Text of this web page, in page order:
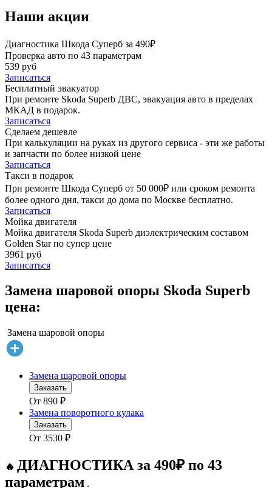
Наши акции
Диагностика Шкода Суперб за 490₽
Проверка авто по 43 параметрам
539 руб
Записаться
Бесплатный эвакуатор
При ремонте Skoda Superb ДВС, эвакуация авто в пределах
МКАД в подарок.
Записаться
Сделаем дешевле
При калькуляции на руках из другого сервиса - эти же работы
и запчасти по более низкой цене
Записаться
Такси в подарок
При ремонте Шкода Суперб от 50 000₽ или сроком ремонта
более одного дня, такси до дома по Москве бесплатно.
Записаться
Мойка двигателя
Мойка двигателя Skoda Superb диэлектрическим составом
Golden Star по супер цене
3961 руб
Записаться
Замена шаровой опоры Skoda Superb
цена:
Замена шаровой опоры
Замена шаровой опоры
Заказать
От 890 ₽
Замена поворотного кулака
Заказать
От 3530 ₽
🔥 ДИАГНОСТИКА за 490₽ по 43
параметрам .